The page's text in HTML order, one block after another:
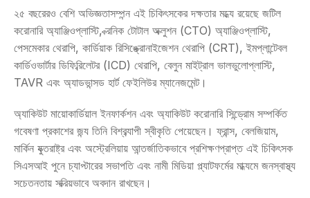
২৫ বছরেরও বেশি অভিজ্ঞতাসম্পন্ন এই চিকিৎসকের দক্ষতার মধ্যে রয়েছে জটিল
করোনারি অ্যাঞ্জিওপ্লাস্টি, ক্রনিক টোটাল অক্লুশন (CTO) অ্যাঞ্জিওপ্লাস্টি,
পেসমেকার থেরাপি, কার্ডিয়াক রিসিঙ্ক্রোনাইজেশন থেরাপি (CRT), ইমপ্লান্টেবল
কার্ডিওভার্টার ডিফিব্রিলেটর (ICD) থেরাপি, বেলুন মাইট্রাল ভালভুলোপ্লাস্টি,
TAVR এবং অ্যাডভান্সড হার্ট ফেইলিউর ম্যানেজমেন্ট।
অ্যাকিউট মায়োকার্ডিয়াল ইনফার্কশন এবং অ্যাকিউট করোনারি সিন্ড্রোম সম্পর্কিত
গবেষণা প্রকাশের জন্য তিনি বিশ্বব্যাপী স্বীকৃতি পেয়েছেন। ফ্রান্স, বেলজিয়াম,
মার্কিন যুক্তরাষ্ট্র এবং অস্ট্রেলিয়ায় আন্তর্জাতিকভাবে প্রশিক্ষণপ্রাপ্ত এই চিকিৎসক
সিএসআই পুনে চ্যাপ্টারের সভাপতি এবং নামী মিডিয়া প্ল্যাটফর্মের মাধ্যমে জনস্বাস্থ্য
সচেতনতায় সক্রিয়ভাবে অবদান রাখছেন।